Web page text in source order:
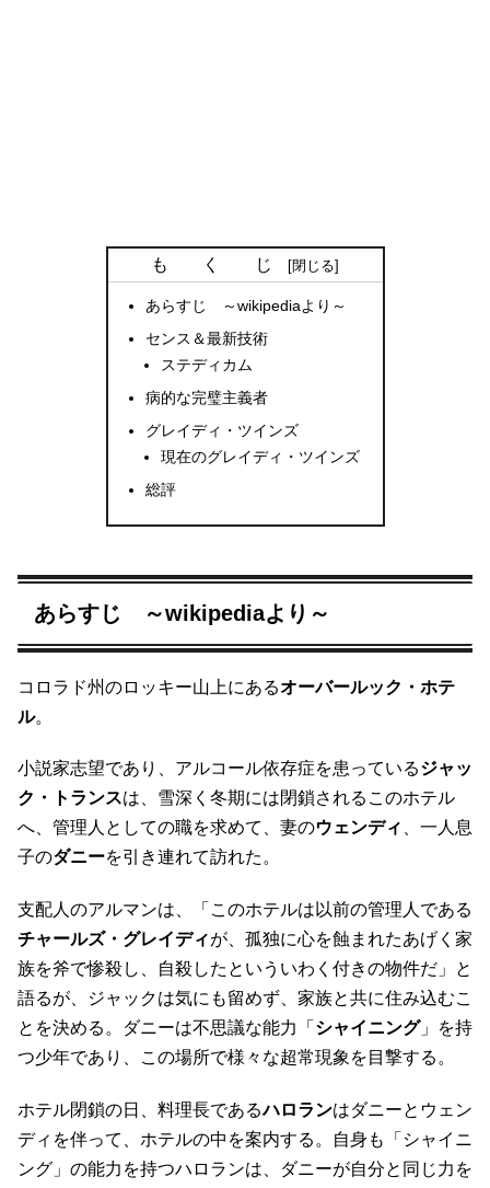
も く じ
あらすじ ～wikipediaより～
センス＆最新技術
ステディカム
病的な完璧主義者
グレイディ・ツインズ
現在のグレイディ・ツインズ
総評
あらすじ ～wikipediaより～
コロラド州のロッキー山上にあるオーバールック・ホテ
ル。
小説家志望であり、アルコール依存症を患っているジャッ
ク・トランスは、雪深く冬期には閉鎖されるこのホテル
へ、管理人としての職を求めて、妻のウェンディ
、一人息
子のダニーを引き連れて訪れた。
支配人のアルマンは、「このホテルは以前の管理人である
チャールズ・グレイディが、孤独に心を蝕まれたあげく家
族を斧で惨殺し、自殺したといういわく付きの物件だ」と
語るが、ジャックは気にも留めず、家族と共に住み込むこ
とを決める。ダニーは不思議な能力「 シャイニング」を持
つ少年であり、この場所で様々な超常現象を目撃する。
ホテル閉鎖の日、料理長であるハロランはダニーとウェン
ディを伴って、ホテルの中を案内する。自身も「シャイニ
ング」の能力を持つハロランは、ダニーが自分と同じ力を